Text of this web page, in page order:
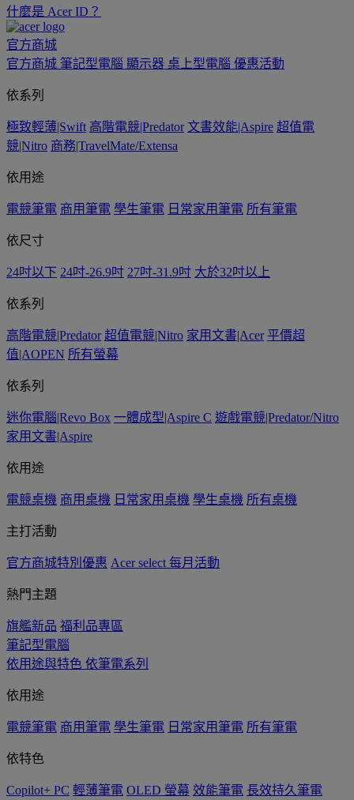
什麼是 Acer ID？
官方商城
官方商城 筆記型電腦 顯示器 桌上型電腦 優惠活動
依系列
極致輕薄|Swift 高階電競|Predator 文書效能|Aspire 超值電
競|Nitro 商務|TravelMate/Extensa
依用途
電競筆電 商用筆電 學生筆電 日常家用筆電 所有筆電
依尺寸
24吋以下 24吋-26.9吋 27吋-31.9吋 大於32吋以上
依系列
高階電競|Predator 超值電競|Nitro 家用文書|Acer 平價超
值|AOPEN 所有螢幕
依系列
迷你電腦|Revo Box 一體成型|Aspire C 遊戲電競|Predator/Nitro
家用文書|Aspire
依用途
電競桌機 商用桌機 日常家用桌機 學生桌機 所有桌機
主打活動
官方商城特別優惠 Acer select 每月活動
熱門主題
旗艦新品 福利品專區
筆記型電腦
依用途與特色 依筆電系列
依用途
電競筆電 商用筆電 學生筆電 日常家用筆電 所有筆電
依特色
Copilot+ PC 輕薄筆電 OLED 螢幕 效能筆電 長效持久筆電